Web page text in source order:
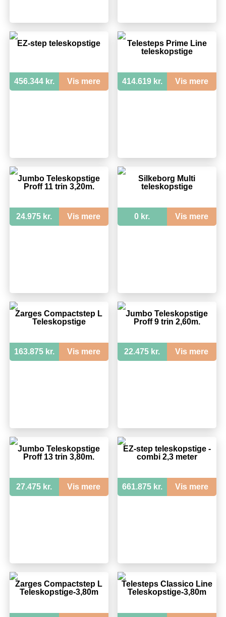
EZ-step teleskopstige
456.344 kr. Vis mere
Telesteps Prime Line
teleskopstige
414.619 kr. Vis mere
Jumbo Teleskopstige
Proff 11 trin 3,20m.
24.975 kr. Vis mere
Silkeborg Multi
teleskopstige
0 kr. Vis mere
Zarges Compactstep L
Teleskopstige
163.875 kr. Vis mere
Jumbo Teleskopstige
Proff 9 trin 2,60m.
22.475 kr. Vis mere
Jumbo Teleskopstige
Proff 13 trin 3,80m.
27.475 kr. Vis mere
EZ-step teleskopstige -
combi 2,3 meter
661.875 kr. Vis mere
Zarges Compactstep L
Teleskopstige-3,80m
Telesteps Classico Line
Teleskopstige-3,80m